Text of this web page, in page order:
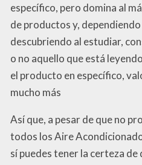
específico, pero domina al
de productos y,
descubriendo al estudiar,
o no aquello que está
el producto en específico,
mucho más
Así que, a pesar de que no
todos los Aire
sí puedes tener la certeza de